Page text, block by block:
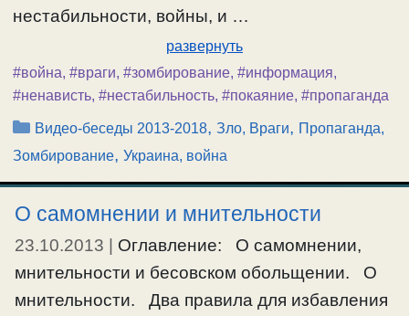
нестабильности, войны, и …
развернуть
#война, #враги, #зомбирование, #информация,
#ненависть, #нестабильность, #покаяние, #пропаганда
Рубрики
Видео-беседы 2013-2018,Зло, Враги, Пропаганда,
Зомбирование, Украина, война
О самомнении и мнительности
23.10.2013 | Оглавление: О самомнении,
мнительности и бесовском обольщении. О
мнительности. Два правила для избавления